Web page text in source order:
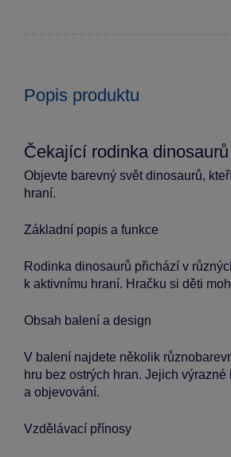
Popis produktu
Čekající rodinka dinosaurů
Objevte barevný svět dinosaurů,
hraní.
Základní popis a funkce
Rodinka dinosaurů přichází v
k aktivnímu hraní. Hračku si děti
Obsah balení a design
V balení najdete několik
hru bez ostrých hran. Jejich
a objevování.
Vzdělávací přínosy